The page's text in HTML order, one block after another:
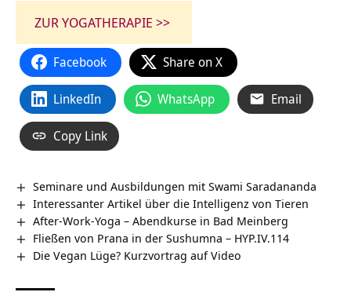
ZUR YOGATHERAPIE >>
Facebook Share on X
LinkedIn WhatsApp Email
Copy Link
Seminare und Ausbildungen mit Swami Saradananda
Interessanter Artikel über die Intelligenz von Tieren
After-Work-Yoga – Abendkurse in Bad Meinberg
Fließen von Prana in der Sushumna – HYP.IV.114
Die Vegan Lüge? Kurzvortrag auf Video